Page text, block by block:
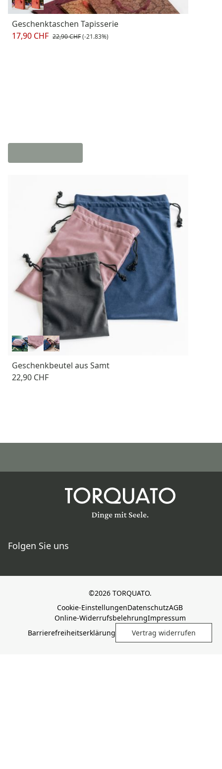
Geschenktaschen Tapisserie
17,90 CHF 22,90 CHF(-21.83%)
Geschenkbeutel aus Samt
22,90 CHF
Folgen Sie uns
©2026 TORQUATO.
Cookie-EinstellungenDatenschutzAGB
Online-WiderrufsbelehrungImpressum
Barrierefreiheitserklärung
Vertrag widerrufen